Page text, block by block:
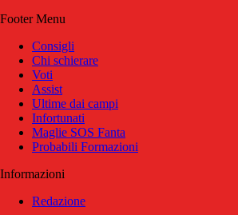
Footer Menu
Consigli
Chi schierare
Voti
Assist
Ultime dai campi
Infortunati
Maglie SOS Fanta
Probabili Formazioni
Informazioni
Redazione